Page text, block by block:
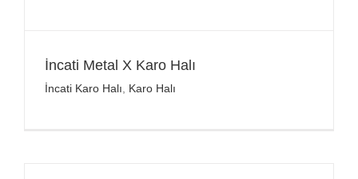
İncati Metal X Karo Halı
İncati Karo Halı Karo Halı